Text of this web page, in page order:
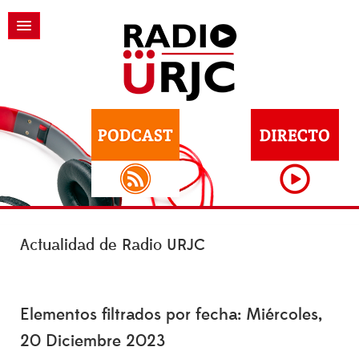
Actualidad de Radio URJC
Elementos filtrados por fecha: Miércoles,
20 Diciembre 2023